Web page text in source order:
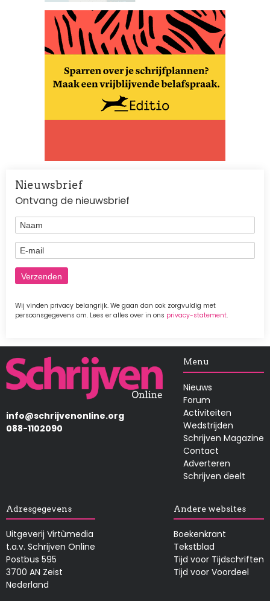
Nieuwsbrief
Ontvang de nieuwsbrief
Naam
E-mail
Wij vinden privacy belangrijk. We gaan dan ook zorgvuldig met
persoonsgegevens om. Lees er alles over in ons privacy-statement.
Afbeelding
info@schrijvenonline.org
088-1102090
Menu
Nieuws
Forum
Activiteiten
Wedstrijden
Schrijven Magazine
Contact
Adverteren
Schrijven deelt
Adresgegevens
Uitgeverij Virtùmedia
t.a.v. Schrijven Online
Postbus 595
3700 AN Zeist
Nederland
Andere websites
Boekenkrant
Tekstblad
Tijd voor Tijdschriften
Tijd voor Voordeel